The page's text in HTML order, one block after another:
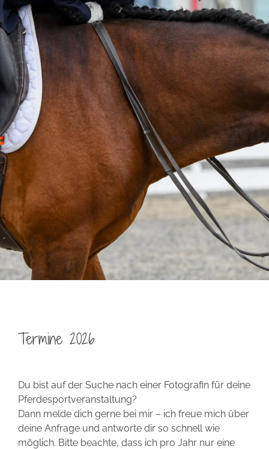
Termine 2026
Du bist auf der Suche nach einer Fotografin für deine
Pferdesportveranstaltung?
Dann melde dich gerne bei mir – ich freue mich über
deine Anfrage und antworte dir so schnell wie
möglich. Bitte beachte, dass ich pro Jahr nur eine